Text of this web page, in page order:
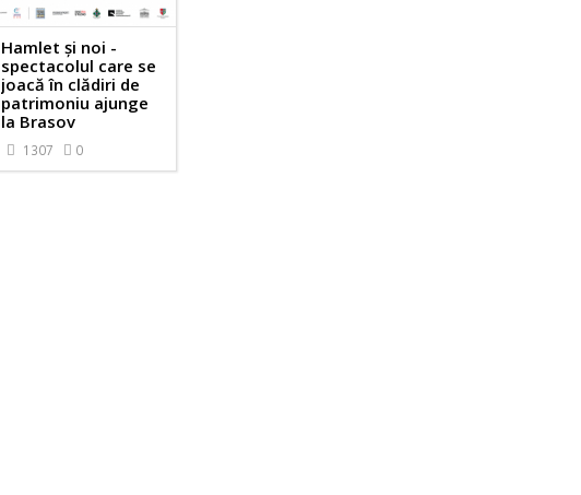
Hamlet și noi -
spectacolul care se
joacă în clădiri de
patrimoniu ajunge
la Brasov
1307 0